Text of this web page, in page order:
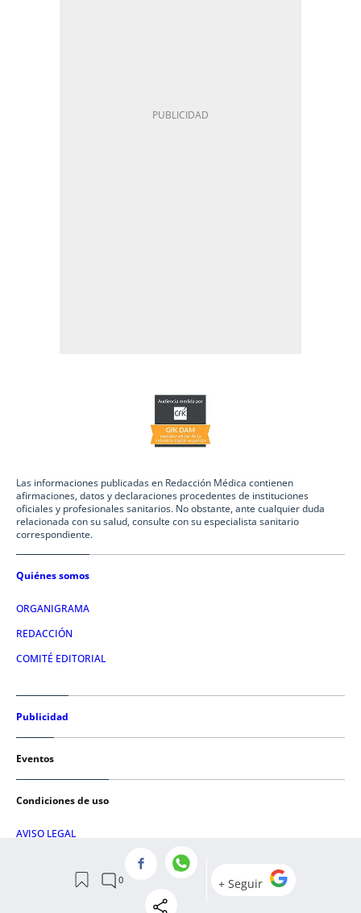
Las informaciones publicadas en Redacción Médica contienen
afirmaciones, datos y declaraciones procedentes de instituciones
oficiales y profesionales sanitarios. No obstante, ante cualquier duda
relacionada con su salud, consulte con su especialista sanitario
correspondiente.
Quiénes somos
ORGANIGRAMA
REDACCIÓN
COMITÉ EDITORIAL
Publicidad
Eventos
Condiciones de uso
AVISO LEGAL
POLÍTICA DE COOKIES